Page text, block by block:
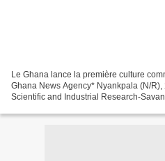
Le Ghana lance la première culture
Ghana News Agency* Nyankpala (N/
Scientific and Industrial Research-